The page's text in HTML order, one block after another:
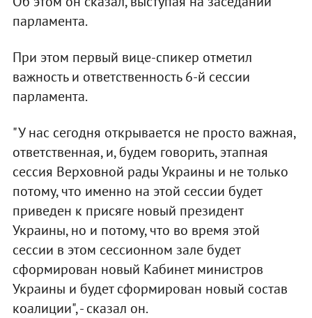
парламента.
При этом первый вице-спикер отметил
важность и ответственность 6-й сессии
парламента.
"У нас сегодня открывается не просто важная,
ответственная, и, будем говорить, этапная
сессия Верховной рады Украины и не только
потому, что именно на этой сессии будет
приведен к присяге новый президент
Украины, но и потому, что во время этой
сессии в этом сессионном зале будет
сформирован новый Кабинет министров
Украины и будет сформирован новый состав
коалиции", - сказал он.